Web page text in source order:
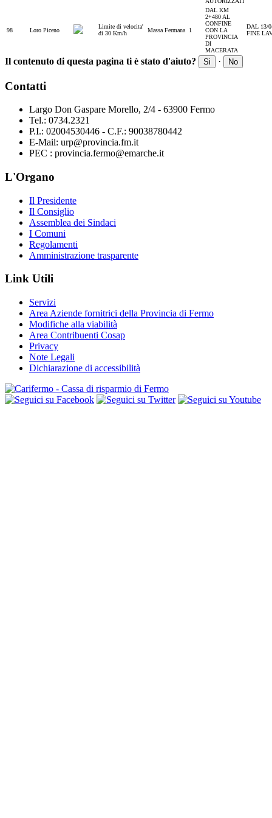
98 Loro Piceno
Limite di velocita'
di 30 Km/h
Massa Fermana 1
DAL KM
2+480 AL
CONFINE
CON LA
PROVINCIA
DI
MACERATA
DAL 13/
FINE
Il contenuto di questa pagina ti è stato d'aiuto? Si · No
Contatti
Largo Don Gaspare Morello, 2/4 - 63900 Fermo
Tel.: 0734.2321
P.I.: 02004530446 - C.F.: 90038780442
E-Mail: urp@provincia.fm.it
PEC : provincia.fermo@emarche.it
L'Organo
Il Presidente
Il Consiglio
Assemblea dei Sindaci
I Comuni
Regolamenti
Amministrazione trasparente
Link Utili
Servizi
Area Aziende fornitrici della Provincia di Fermo
Modifiche alla viabilità
Area Contribuenti Cosap
Privacy
Note Legali
Dichiarazione di accessibilità